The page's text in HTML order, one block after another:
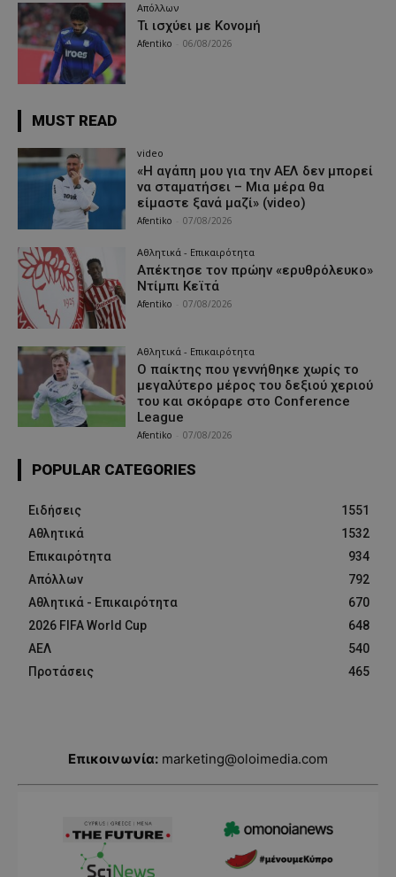
Απόλλων
Τι ισχύει με Κονομή
Afentiko 06/08/2026
MUST READ
video
«Η αγάπη μου για την ΑΕΛ δεν μπορεί
να σταματήσει – Μια μέρα θα
είμαστε ξανά μαζί» (video)
Afentiko 07/08/2026
Αθλητικά - Επικαιρότητα
Απέκτησε τον πρώην «ερυθρόλευκο»
Ντίμπι Κεϊτά
Afentiko 07/08/2026
Αθλητικά - Επικαιρότητα
Ο παίκτης που γεννήθηκε χωρίς το
μεγαλύτερο μέρος του δεξιού χεριού
του και σκόραρε στο Conference
League
Afentiko 07/08/2026
POPULAR CATEGORIES
Ειδήσεις
1551
Αθλητικά
1532
Επικαιρότητα
934
Απόλλων
792
Αθλητικά - Επικαιρότητα
670
2026 FIFA World Cup
648
ΑΕΛ
540
Προτάσεις
465
Επικοινωνία: marketing@oloimedia.com